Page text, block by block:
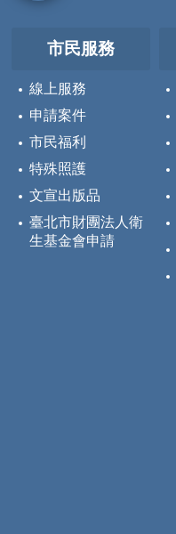
市民服務
線上服務
申請案件
市民福利
特殊照護
文宣出版品
臺北市財團法人衛
生基金會申請